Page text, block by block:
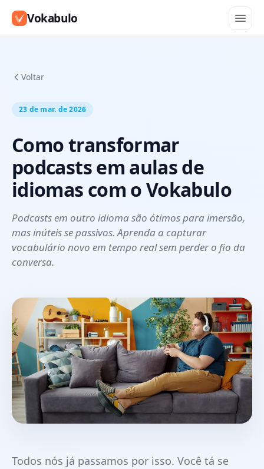
Vokabulo
Voltar
23 de mar. de 2026
Como transformar
podcasts em aulas de
idiomas com o Vokabulo
Podcasts em outro idioma são ótimos para imersão,
mas inúteis se passivos. Aprenda a capturar
vocabulário novo em tempo real sem perder o fio da
conversa.
Todos nós já passamos por isso. Você tá se